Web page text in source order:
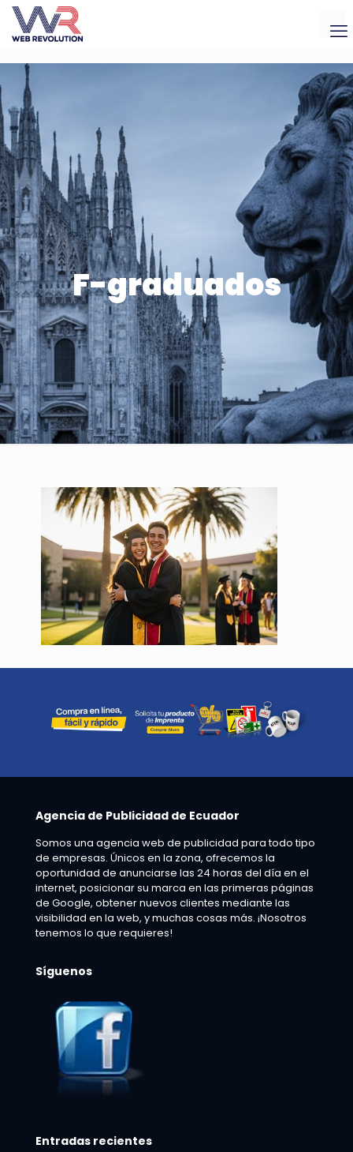
F-graduados
Agencia de Publicidad de Ecuador
Somos una agencia web de publicidad para todo tipo
de empresas. Únicos en la zona, ofrecemos la
oportunidad de anunciarse las 24 horas del día en el
internet, posicionar su marca en las primeras páginas
de Google, obtener nuevos clientes mediante las
visibilidad en la web, y muchas cosas más. ¡Nosotros
tenemos lo que requieres!
Síguenos
Entradas recientes